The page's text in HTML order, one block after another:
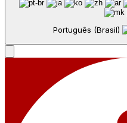
Português (Brasil)